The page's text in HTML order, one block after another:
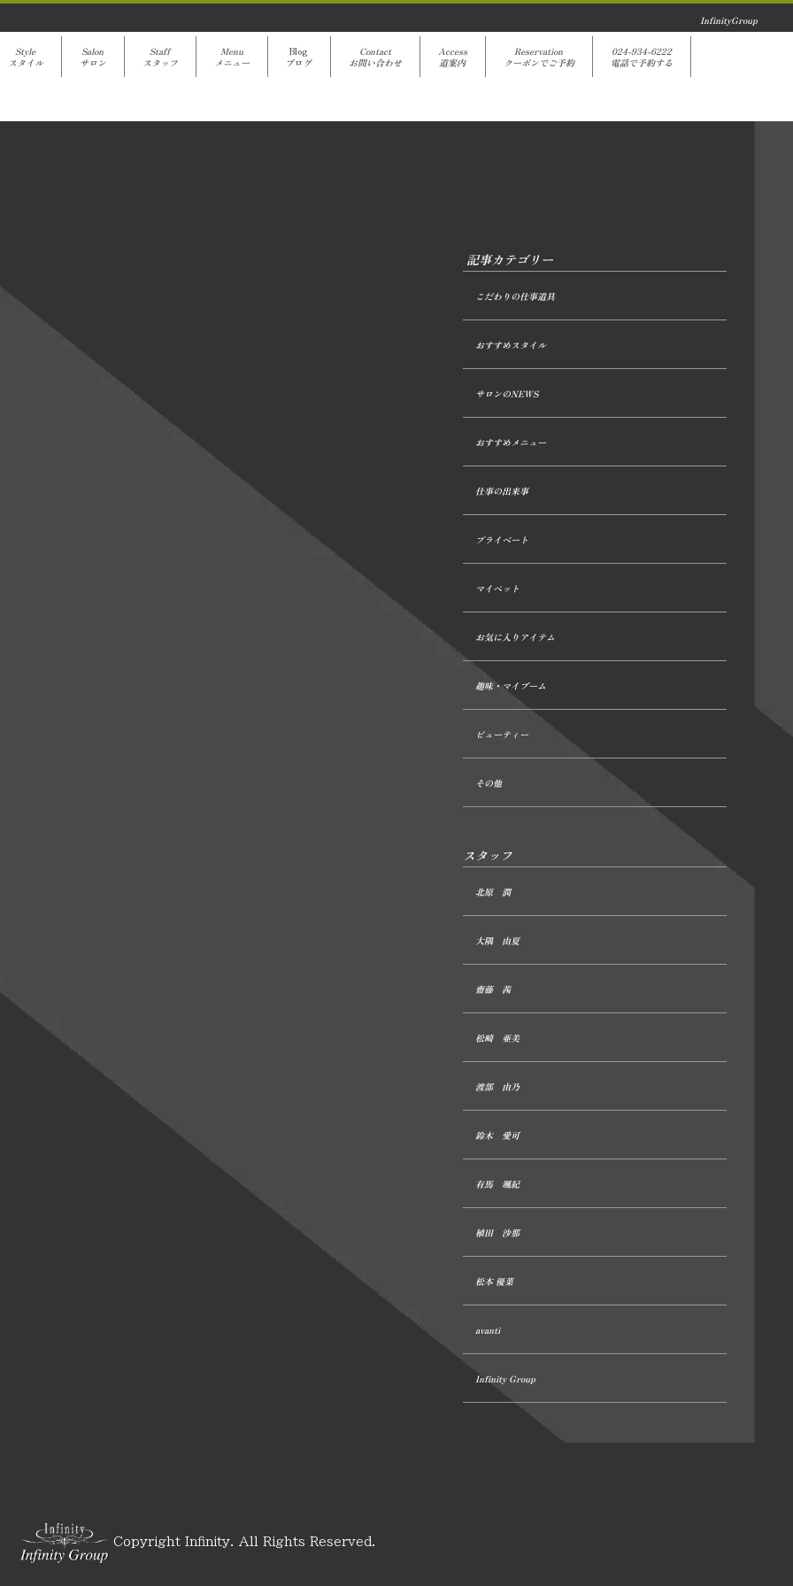
InfinityGroup
Style
スタイル
Salon
サロン
Staff
スタッフ
Menu
メニュー
Blog
ブログ
Contact
お問い合わせ
Access
道案内
Reservation
クーポンでご予約
024-934-6222
電話で予約する
記事カテゴリー
こだわりの仕事道具
おすすめスタイル
サロンのNEWS
おすすめメニュー
仕事の出来事
プライベート
マイペット
お気に入りアイテム
趣味・マイブーム
ビューティー
その他
スタッフ
北原 潤
大隅 由夏
齋藤 茜
松崎 亜美
渡部 由乃
鈴木 愛可
有馬 颯紀
植田 沙那
松本 優菜
avanti
Infinity Group
Copyright Infinity. All Rights Reserved.